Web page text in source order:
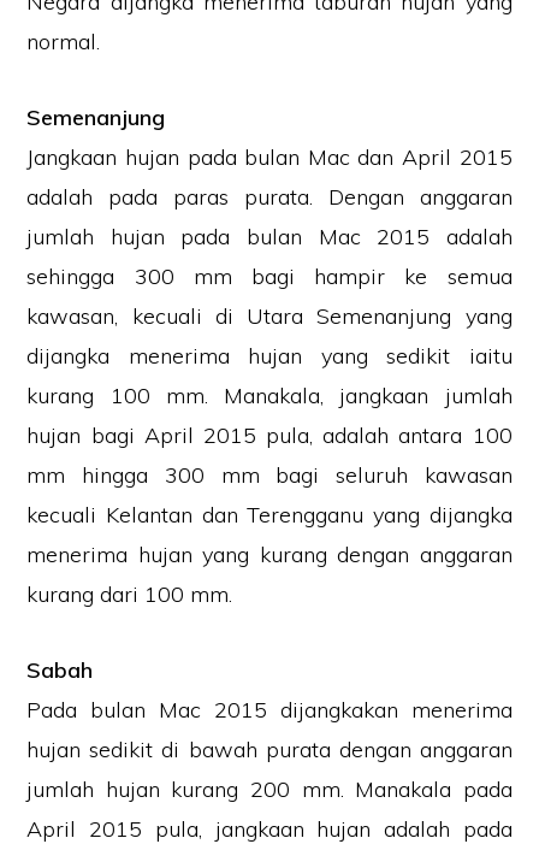
normal.
Semenanjung
Jangkaan hujan pada bulan Mac dan April 2015
adalah pada paras purata. Dengan anggaran
jumlah hujan pada bulan Mac 2015 adalah
sehingga 300 mm bagi hampir ke semua
kawasan, kecuali di Utara Semenanjung yang
dijangka menerima hujan yang sedikit iaitu
kurang 100 mm. Manakala, jangkaan jumlah
hujan bagi April 2015 pula, adalah antara 100
mm hingga 300 mm bagi seluruh kawasan
kecuali Kelantan dan Terengganu yang dijangka
menerima hujan yang kurang dengan anggaran
kurang dari 100 mm.
Sabah
Pada bulan Mac 2015 dijangkakan menerima
hujan sedikit di bawah purata dengan anggaran
jumlah hujan kurang 200 mm. Manakala pada
April 2015 pula, jangkaan hujan adalah pada